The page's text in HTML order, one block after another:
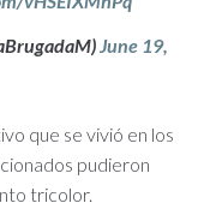
June 19,
que se vivió en los
pudieron
tricolor.